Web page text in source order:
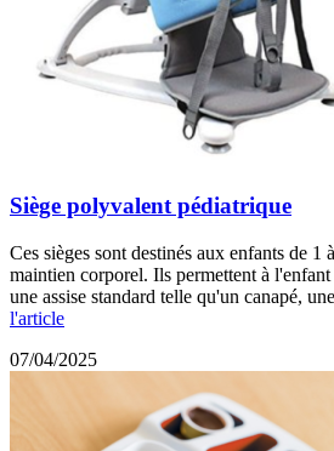
Siège polyvalent pédiatrique
Ces sièges sont destinés aux enfants de 1
maintien corporel. Ils permettent à
une assise standard telle qu'un canapé,
l'article
07/04/2025